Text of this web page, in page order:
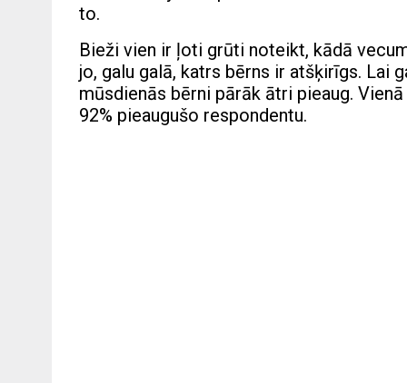
to.
Bieži vien ir ļoti grūti noteikt, kādā
jo, galu galā, katrs bērns ir atšķirīgs. Lai
mūsdienās bērni pārāk ātri pieaug.
92% pieaugušo respondentu.